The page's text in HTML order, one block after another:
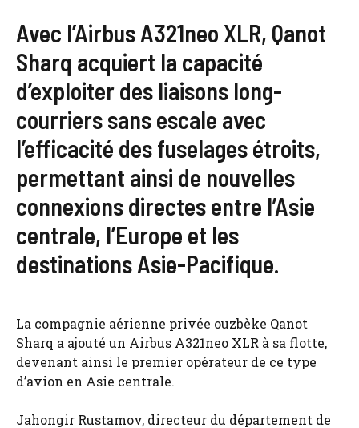
Avec l’Airbus A321neo XLR, Qanot
Sharq acquiert la capacité
d’exploiter des liaisons long-
courriers sans escale avec
l’efficacité des fuselages étroits,
permettant ainsi de nouvelles
connexions directes entre l’Asie
centrale, l’Europe et les
destinations Asie-Pacifique.
La compagnie aérienne privée ouzbèke Qanot
Sharq a ajouté un Airbus A321neo XLR à sa flotte,
devenant ainsi le premier opérateur de ce type
d’avion en Asie centrale.
Jahongir Rustamov, directeur du département de